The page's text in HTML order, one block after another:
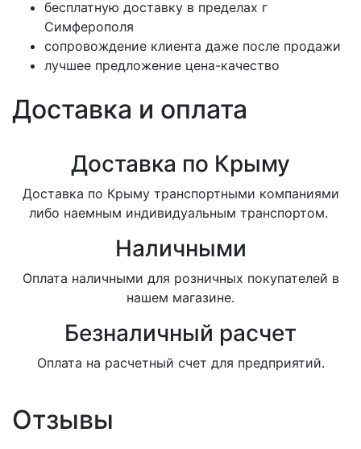
бесплатную доставку в пределах г
Симферополя
сопровождение клиента даже после продажи
лучшее предложение цена-качество
Доставка и оплата
Доставка по Крыму
Доставка по Крыму транспортными компаниями
либо наемным индивидуальным транспортом.
Наличными
Оплата наличными для розничных покупателей в
нашем магазине.
Безналичный расчет
Оплата на расчетный счет для предприятий.
Отзывы